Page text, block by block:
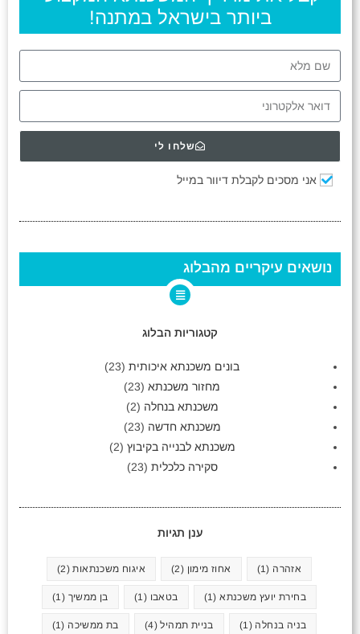
ביותר בישראל במתנה!
אני מסכים לקבלת דיוור במייל
שלחו לי
נושאים עיקריים מהבלוג
קטגוריות הבלוג
בונים משכנתא איכותית (23)
מחזור משכנתא (23)
משכנתא בנחלה (2)
משכנתא חדשה (23)
משכנתא לבנייה בקיבוץ (2)
סקירה כלכלית (23)
ענן תגיות
אזהרה (1) אחוז מימון (2) איגוח משכנתאות(2)
בחירת יועץ משכנתא(1) בטאבו (1) בן ממשיך (1)
בניה בנחלה (1) בניית תמהיל(4) בת ממשיכה (1)